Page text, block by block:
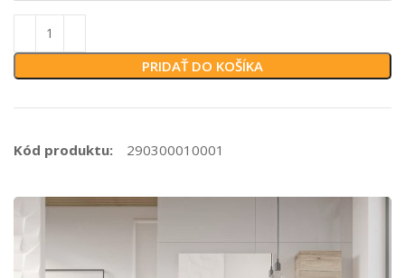
PRIDAŤ DO KOŠÍKA
Kód produktu: 290300010001